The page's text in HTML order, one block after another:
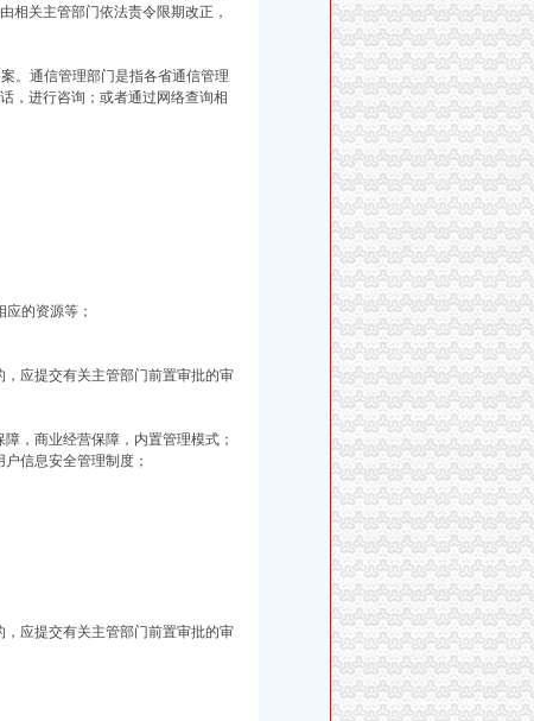
相关主管部门依法责令限期改正，
。通信管理部门是指各省通信管理
，进行咨询；或者通过网络查询相
的资源等；
应提交有关主管部门前置审批的审
，商业经营保障，内置管理模式；
信息安全管理制度；
应提交有关主管部门前置审批的审